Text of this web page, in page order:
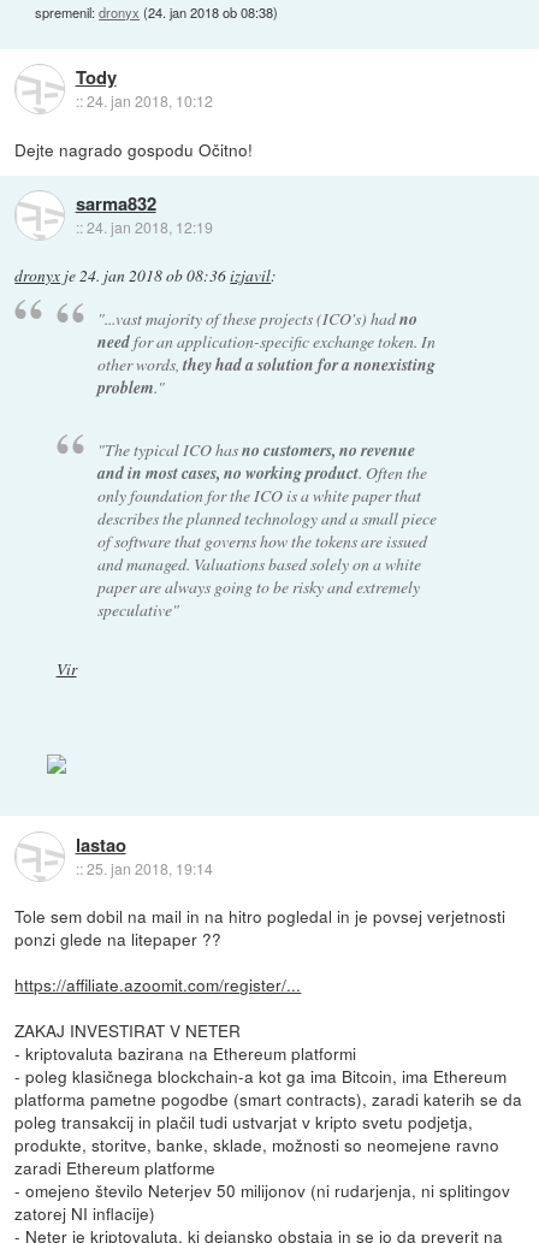
spremenil:dronyx (24. jan 2018 ob 08:38)
Tody
::24. jan 2018, 10:12
Dejte nagrado gospodu Očitno!
sarma832
::24. jan 2018, 12:19
dronyx je24. jan 2018 ob 08:36izjavil:
"...vast majority of these projects (ICO's) hadno
needfor an application-specific exchange token. In
other words,they had a solution for a nonexisting
problem."
"The typical ICO hasno customers, no revenue
and in most cases, no working product. Often the
only foundation for the ICO is a white paper that
describes the planned technology and a small piece
of software that governs how the tokens are issued
and managed. Valuations based solely on a white
paper are always going to be risky and extremely
speculative"
Vir
lastao
::25. jan 2018, 19:14
Tole sem dobil na mail in na hitro pogledal in je povsej verjetnosti
ponzi glede na litepaper ??
https://affiliate.azoomit.com/register/...
ZAKAJ INVESTIRAT V NETER
- kriptovaluta bazirana na Ethereum platformi
- poleg klasičnega blockchain-a kot ga ima Bitcoin, ima Ethereum
platforma pametne pogodbe (smart contracts), zaradi katerih se da
poleg transakcij in plačil tudi ustvarjat v kripto svetu podjetja,
produkte, storitve, banke, sklade, možnosti so neomejene ravno
zaradi Ethereum platforme
- omejeno število Neterjev 50 milijonov (ni rudarjenja, ni splitingov
zatorej NI inflacije)
- Neter je kriptovaluta, ki dejansko obstaja in se jo da preverit na